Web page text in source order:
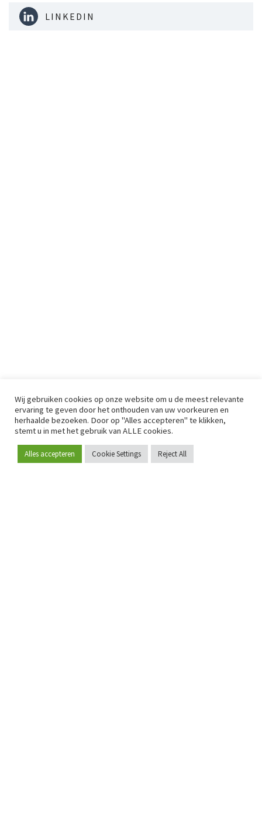
Word lid
LINKEDIN
Wij gebruiken cookies op onze website om u de meest relevante
ervaring te geven door het onthouden van uw voorkeuren en
herhaalde bezoeken. Door op "Alles accepteren" te klikken,
stemt u in met het gebruik van ALLE cookies.
Alles accepteren Cookie Settings Reject All